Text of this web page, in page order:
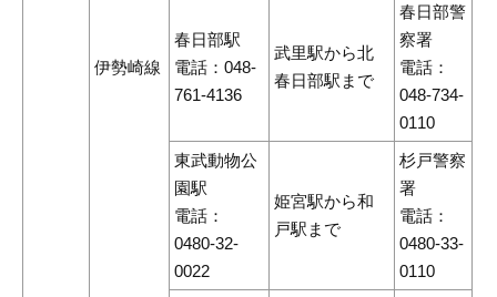
伊勢崎線
春日部駅
電話：048-
761-4136
武里駅から北
春日部駅まで
春日部警
察署
電話：
048-734-
0110
東武動物公
園駅
電話：
0480-32-
0022
姫宮駅から和
戸駅まで
杉戸警察
署
電話：
0480-33-
0110